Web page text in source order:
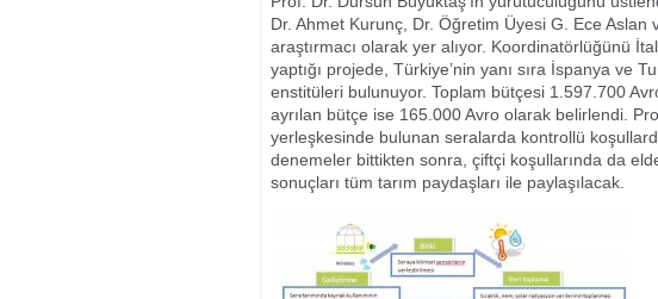
Dr. Ahmet Kurunç, Dr. Öğretim Üyesi G. Ece
araştırmacı olarak yer alıyor. Koordinatörlüğünü
yaptığı projede, Türkiye’nin yanı sıra İspanya ve
enstitüleri bulunuyor. Toplam bütçesi 1.597.700
ayrılan bütçe ise 165.000 Avro olarak belirlendi.
yerleşkesinde bulunan seralarda kontrollü
denemeler bittikten sonra, çiftçi koşullarında da
sonuçları tüm tarım paydaşları ile paylaşılacak.